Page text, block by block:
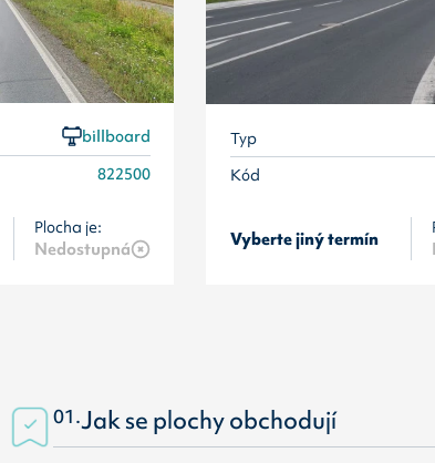
billboard
822500
Plocha je:
Nedostupná
Typ
Kód
Vyberte jiný termín
01.Jak se plochy obchodují